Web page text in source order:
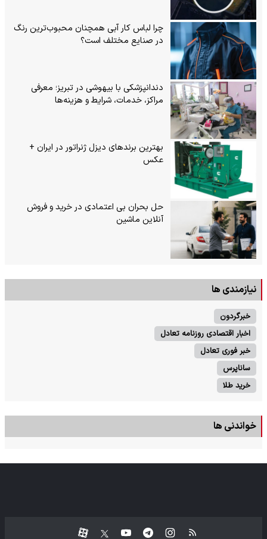
چرا لباس کار آبی همچنان محبوب‌ترین رنگ
در صنایع مختلف است؟
دندانپزشکی با بیهوشی در تبریز؛ معرفی
مراکز، خدمات، شرایط و هزینه‌ها
بهترین برندهای دیزل ژنراتور در ایران +
عکس
حل بحران بی‌ اعتمادی در خرید و فروش
آنلاین ماشین
نیازمندی ها
خبرگردون
اخبار اقتصادی روزنامه تعادل
خبر فوری تعادل
ساناپرس
خرید طلا
خواندنی ها